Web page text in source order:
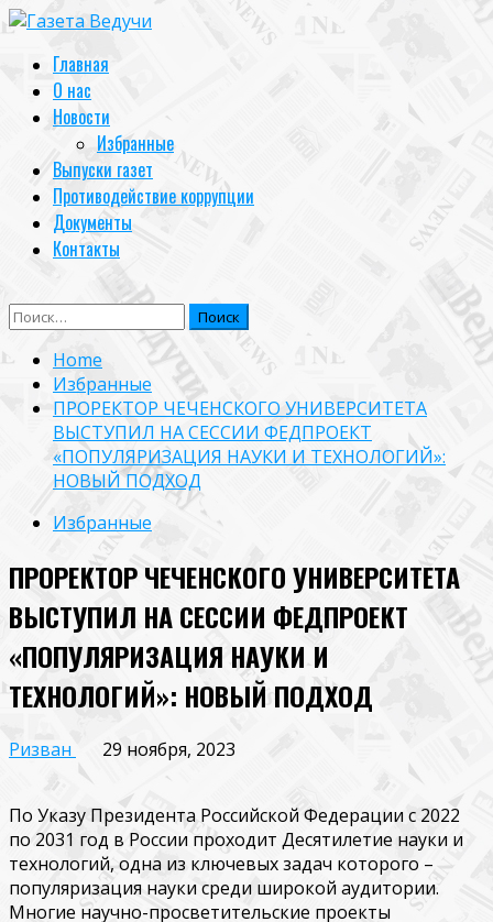
Skip
content
Primary
Menu
Главная
О нас
Новости
Избранные
Выпуски газет
Противодействие коррупции
Документы
Контакты
Найти:
Home
Избранные
ПРОРЕКТОР ЧЕЧЕНСКОГО УНИВЕРСИТЕТА
ВЫСТУПИЛ НА СЕССИИ ФЕДПРОЕКТ
«ПОПУЛЯРИЗАЦИЯ НАУКИ И ТЕХНОЛОГИЙ»:
НОВЫЙ ПОДХОД
Избранные
ПРОРЕКТОР ЧЕЧЕНСКОГО УНИВЕРСИТЕТА
ВЫСТУПИЛ НА СЕССИИ ФЕДПРОЕКТ
«ПОПУЛЯРИЗАЦИЯ НАУКИ И
ТЕХНОЛОГИЙ»: НОВЫЙ ПОДХОД
Ризван 29 ноября, 2023
По Указу Президента Российской Федерации с 2022
по 2031 год в России проходит Десятилетие науки и
технологий, одна из ключевых задач которого –
популяризация науки среди широкой аудитории.
Многие научно-просветительские проекты